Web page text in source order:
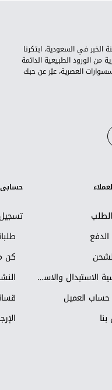
سعودية تأسست عام 2014 بمدينة الخبر في السعودية، ابتكرنا
الورود الطبيعية الدائمة
العصرية، عبّر عن حبك
سياسية الاستبدال والاسترجاع
حساب العميل
حسابي
كن